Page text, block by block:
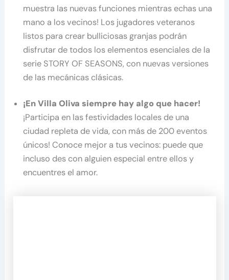
muestra las nuevas funciones mientras echas una
mano a los vecinos! Los jugadores veteranos
listos para crear bulliciosas granjas podrán
disfrutar de todos los elementos esenciales de la
serie STORY OF SEASONS, con nuevas versiones
de las mecánicas clásicas.
¡En Villa Oliva siempre hay algo que hacer!
¡Participa en las festividades locales de una
ciudad repleta de vida, con más de 200 eventos
únicos! Conoce mejor a tus vecinos: puede que
incluso des con alguien especial entre ellos y
encuentres el amor.